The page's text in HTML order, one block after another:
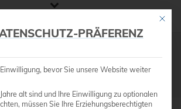
Mit
PRÄFERENZ
bevor Sie unsere Website weiter
alt sind und Ihre Einwilligung zu optionalen
müssen Sie Ihre Erziehungsberechtigten